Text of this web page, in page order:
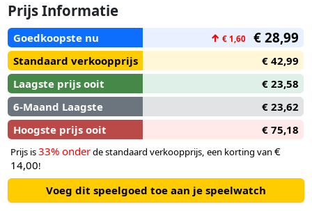
Prijs Informatie
Goedkoopste nu ↑ € 1,60 € 28,99
Standaard verkoopprijs
€ 42,99
Laagste prijs ooit
€ 23,58
6-Maand Laagste
€ 23,62
Hoogste prijs ooit
€ 75,18
Prijs is33% onderde standaard verkoopprijs, een korting van €
14,00!
Voeg dit speelgoed toe aan je speelwatch